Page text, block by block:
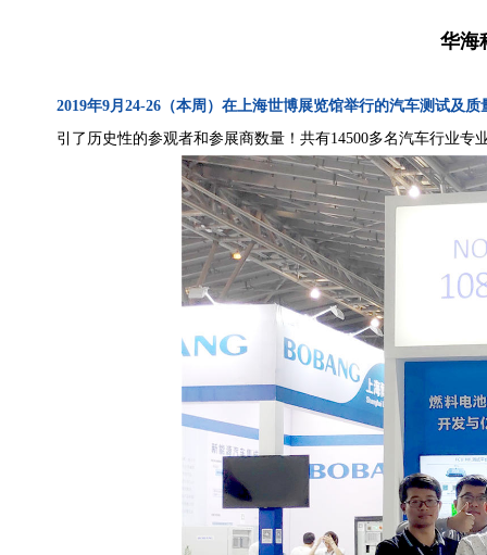
华海
2019年9月24-26（本周）在上海世博展览馆举行的汽车测试及质
引了历史性的参观者和参展商数量！共有14500多名汽车行业